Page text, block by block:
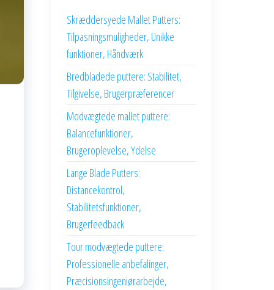
Skræddersyede Mallet Putters:
Tilpasningsmuligheder, Unikke
funktioner, Håndværk
Bredbladede puttere: Stabilitet,
Tilgivelse, Brugerpræferencer
Modvægtede mallet puttere:
Balancefunktioner,
Brugeroplevelse, Ydelse
Lange Blade Putters:
Distancekontrol,
Stabilitetsfunktioner,
Brugerfeedback
Tour modvægtede puttere:
Professionelle anbefalinger,
Præcisionsingeniørarbejde,